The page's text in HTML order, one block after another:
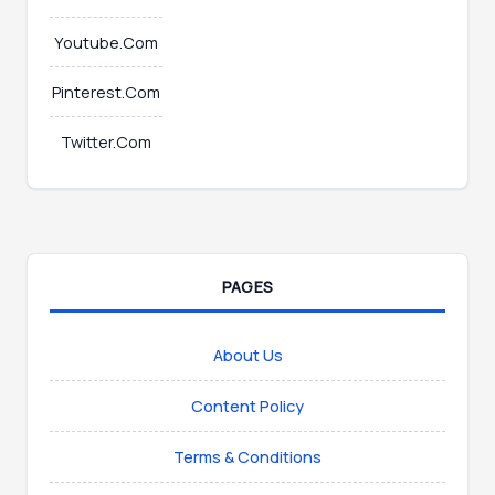
Youtube.Com
Pinterest.Com
Twitter.Com
PAGES
About Us
Content Policy
Terms & Conditions